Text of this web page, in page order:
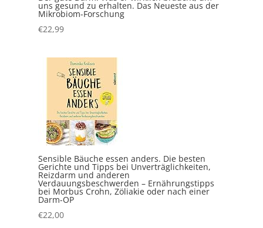
uns gesund zu erhalten. Das Neueste aus der
Mikrobiom-Forschung
€22,99
Sensible Bäuche essen anders. Die besten
Gerichte und Tipps bei Unverträglichkeiten,
Reizdarm und anderen
Verdauungsbeschwerden – Ernährungstipps
bei Morbus Crohn, Zöliakie oder nach einer
Darm-OP
€22,00